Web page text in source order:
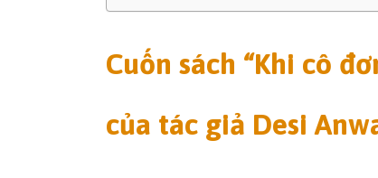
Cuốn sách “Khi cô
của tác giả Desi